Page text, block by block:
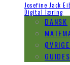
Josefine Jack
Digital læring
DANSK
GUIDES